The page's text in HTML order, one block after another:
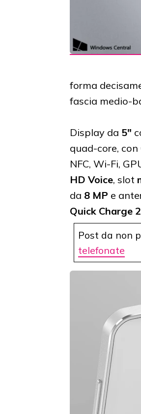
forma
fascia medio-
Display da 5"
quad-core, con
NFC, Wi-Fi,
HD Voice, slot
da 8 MP e
Quick Charge
Post da non
telefonate